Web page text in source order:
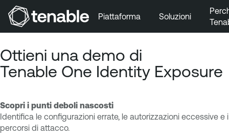
Vai a Contenuto principale
Vai a Piè di pagina
Piattaforma Soluzioni
Ottieni una demo di
Tenable One Identity Exposure
Scopri i punti deboli nascosti
Identifica le configurazioni errate, le autorizzazioni eccessive e i
percorsi di attacco.